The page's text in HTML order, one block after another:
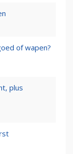
of wapen?
plus